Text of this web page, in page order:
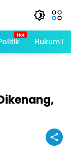
Hukum